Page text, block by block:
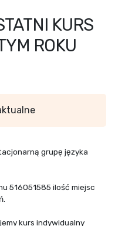
KURS
ROKU
grupę języka
516051585 ilość miejsc
kurs indywidualny